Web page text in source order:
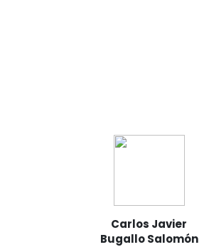
Carlos Javier
Bugallo Salomón